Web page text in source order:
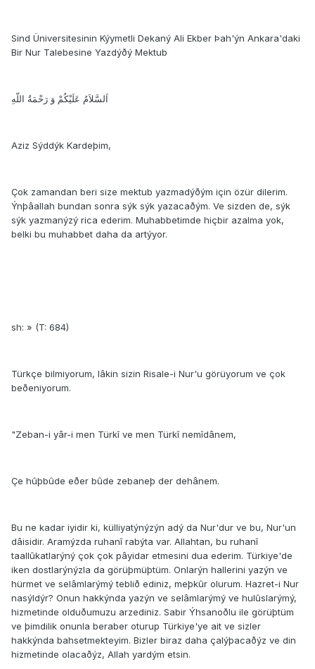
Sind Üniversitesinin Kýymetli Dekaný Ali Ekber Þah'ýn Ankara'daki
Bir Nur Talebesine Yazdýðý Mektub
اَلسَّلاَمُ عَلَيْكُمْ وَ رَحْمَةُ اللّهِ
Aziz Sýddýk Kardeþim,
Çok zamandan beri size mektub yazmadýðým için özür dilerim.
Ýnþâallah bundan sonra sýk sýk yazacaðým. Ve sizden de, sýk
sýk yazmanýzý rica ederim. Muhabbetimde hiçbir azalma yok,
belki bu muhabbet daha da artýyor.
sh: » (T: 684)
Türkçe bilmiyorum, lâkin sizin Risale-i Nur'u görüyorum ve çok
beðeniyorum.
"Zeban-i yâr-i men Türkî ve men Türkî nemîdânem,
Çe hûþbûde eðer bûde zebaneþ der dehânem.
Bu ne kadar iyidir ki, külliyatýnýzýn adý da Nur'dur ve bu, Nur'un
dâisidir. Aramýzda ruhanî rabýta var. Allahtan, bu ruhanî
taallûkatlarýný çok çok pâyidar etmesini dua ederim. Türkiye'de
iken dostlarýnýzla da görüþmüþtüm. Onlarýn hallerini yazýn ve
hürmet ve selâmlarýmý teblið ediniz, meþkûr olurum. Hazret-i Nur
nasýldýr? Onun hakkýnda yazýn ve selâmlarýmý ve hulûslarýmý,
hizmetinde olduðumuzu arzediniz. Sabir Ýhsanoðlu ile görüþtüm
ve þimdilik onunla beraber oturup Türkiye'ye ait ve sizler
hakkýnda bahsetmekteyim. Bizler biraz daha çalýþacaðýz ve din
hizmetinde olacaðýz, Allah yardým etsin.